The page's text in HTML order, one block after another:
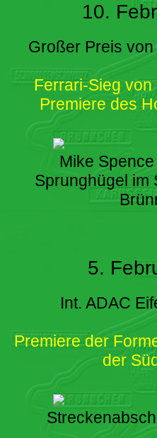
10.
Großer Preis
Ferrari-Sieg
Premiere des
Mike
Sprunghügel im
5.
Int. ADAC
Premiere der
der